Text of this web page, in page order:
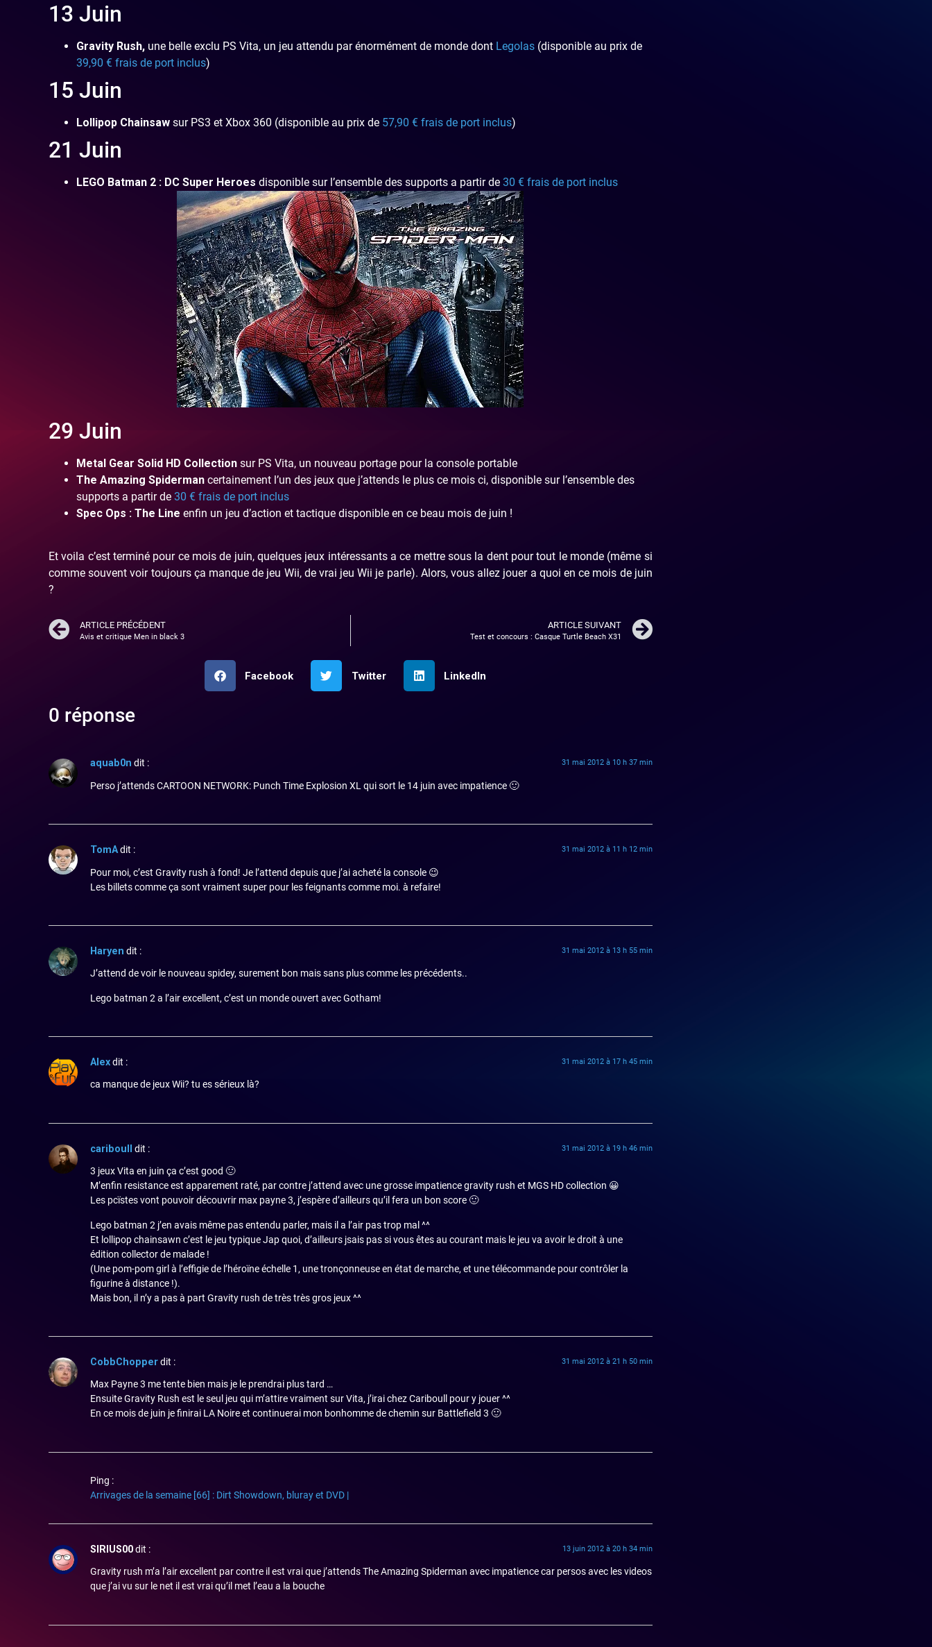
13 Juin
Gravity Rush, une belle exclu PS Vita, un jeu attendu par énormément de monde dont Legolas (disponible au prix de
39,90 € frais de port inclus)
15 Juin
Lollipop Chainsaw sur PS3 et Xbox 360 (disponible au prix de 57,90 € frais de port inclus)
21 Juin
LEGO Batman 2 : DC Super Heroes disponible sur l’ensemble des supports a partir de 30 € frais de port inclus
29 Juin
Metal Gear Solid HD Collection sur PS Vita, un nouveau portage pour la console portable
The Amazing Spiderman certainement l’un des jeux que j’attends le plus ce mois ci, disponible sur l’ensemble des
supports a partir de 30 € frais de port inclus
Spec Ops : The Line enfin un jeu d’action et tactique disponible en ce beau mois de juin !
Et voila c’est terminé pour ce mois de juin, quelques jeux intéressants a ce mettre sous la dent pour tout le monde (même si
comme souvent voir toujours ça manque de jeu Wii, de vrai jeu Wii je parle). Alors, vous allez jouer a quoi en ce mois de juin
?
ARTICLE PRÉCÉDENT
Avis et critique Men in black 3
ARTICLE SUIVANT
Test et concours : Casque Turtle Beach X31
Facebook Twitter LinkedIn
0 réponse
aquab0n dit : 31 mai 2012 à 10 h 37 min
Perso j’attends CARTOON NETWORK: Punch Time Explosion XL qui sort le 14 juin avec impatience 🙂
TomAdit : 31 mai 2012 à 11 h 12 min
Pour moi, c’est Gravity rush à fond! Je l’attend depuis que j’ai acheté la console 😉
Les billets comme ça sont vraiment super pour les feignants comme moi. à refaire!
Haryen dit : 31 mai 2012 à 13 h 55 min
J’attend de voir le nouveau spidey, surement bon mais sans plus comme les précédents..
Lego batman 2 a l’air excellent, c’est un monde ouvert avec Gotham!
Alexdit : 31 mai 2012 à 17 h 45 min
ca manque de jeux Wii? tu es sérieux là?
cariboull dit : 31 mai 2012 à 19 h 46 min
3 jeux Vita en juin ça c’est good 🙂
M’enfin resistance est apparement raté, par contre j’attend avec une grosse impatience gravity rush et MGS HD collection 😀
Les pcïstes vont pouvoir découvrir max payne 3, j’espère d’ailleurs qu’il fera un bon score 🙂
Lego batman 2 j’en avais même pas entendu parler, mais il a l’air pas trop mal ^^
Et lollipop chainsawn c’est le jeu typique Jap quoi, d’ailleurs jsais pas si vous êtes au courant mais le jeu va avoir le droit à une
édition collector de malade !
(Une pom-pom girl à l’effigie de l’héroïne échelle 1, une tronçonneuse en état de marche, et une télécommande pour contrôler la
figurine à distance !).
Mais bon, il n’y a pas à part Gravity rush de très très gros jeux ^^
CobbChopperdit : 31 mai 2012 à 21 h 50 min
Max Payne 3 me tente bien mais je le prendrai plus tard …
Ensuite Gravity Rush est le seul jeu qui m’attire vraiment sur Vita, j’irai chez Cariboull pour y jouer ^^
En ce mois de juin je finirai LA Noire et continuerai mon bonhomme de chemin sur Battlefield 3 🙂
Ping :
Arrivages de la semaine [66] : Dirt Showdown, bluray et DVD |
SIRIUS00dit : 13 juin 2012 à 20 h 34 min
Gravity rush m’a l’air excellent par contre il est vrai que j’attends The Amazing Spiderman avec impatience car persos avec les videos
que j’ai vu sur le net il est vrai qu’il met l’eau a la bouche